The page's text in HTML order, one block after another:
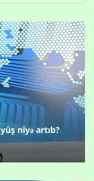
niyə artıb?